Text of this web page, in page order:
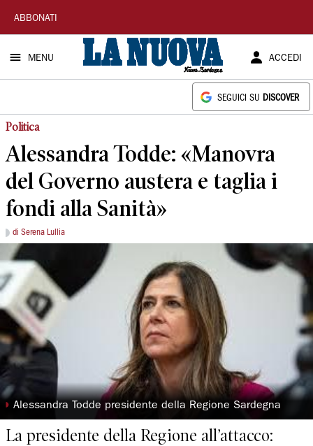
La
Nuova
Sardegna
ABBONATI
MENU ACCEDI
SEGUICI SU DISCOVER
Politica
Alessandra Todde: «Manovra
del Governo austera e taglia i
fondi alla Sanità»
di Serena Lullia
◗ Alessandra Todde presidente della Regione Sardegna
La presidente della Regione all’attacco: